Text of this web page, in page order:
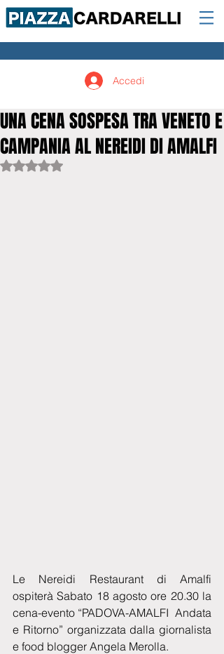
Accedi
UNA CENA SOSPESA TRA VENETO E
CAMPANIA AL NEREIDI DI AMALFI
Valutazione NaN stelle su 5.
Le Nereidi Restaurant di Amalfi
ospiterà Sabato 18 agosto ore 20.30 la
cena-evento “PADOVA-AMALFI  Andata
e Ritorno” organizzata dalla giornalista
e food blogger Angela Merolla.